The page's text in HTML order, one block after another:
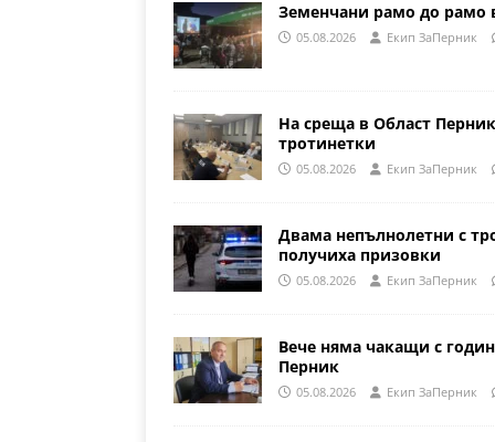
Земенчани рамо до рамо
05.08.2026 Eкип ЗаПерник
На среща в Област
тротинетки
05.08.2026 Eкип ЗаПерник
Двама непълнолетни с
получиха призовки
05.08.2026 Eкип ЗаПерник
Вече няма чакащи с
Перник
05.08.2026 Eкип ЗаПерник